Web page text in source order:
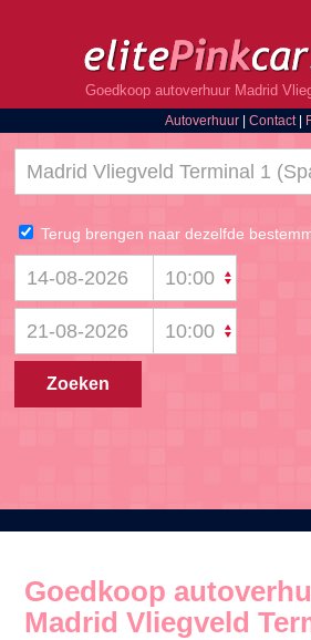
Goedkoop autoverhuur Madrid
Autoverhuur
Contact|
Goedkoop
Madrid Vliegveld
Terug brengen naar dezelfde